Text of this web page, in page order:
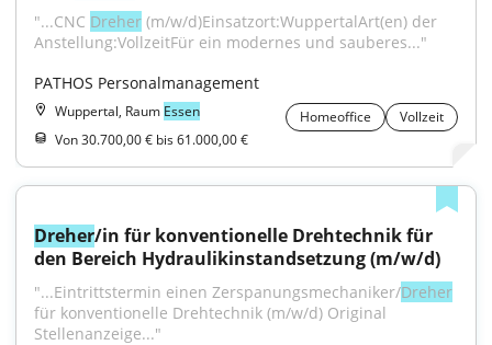
"...CNC Dreher (m/w/d)Einsatzort:WuppertalArt(en) der
Anstellung:VollzeitFür ein modernes und sauberes..."
PATHOS Personalmanagement
Wuppertal, Raum Essen Homeoffice
Vollzeit
Von 30.700,00 € bis 61.000,00 €
Dreher/in für konventionelle Drehtechnik für
den Bereich Hydraulikinstandsetzung (m/w/d)
"...Eintrittstermin einen Zerspanungsmechaniker/Dreher
für konventionelle Drehtechnik (m/w/d) Original
Stellenanzeige..."